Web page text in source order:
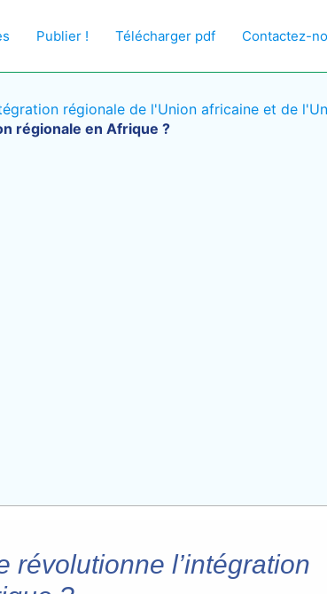
Publier ! Télécharger pdf Contactez-
régionale de l'Union africaine et de
régionale en Afrique ?
révolutionne l’intégration